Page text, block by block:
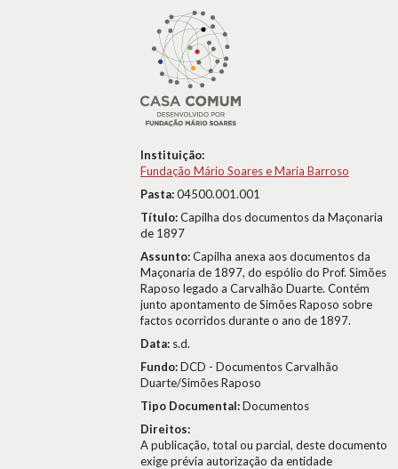
Instituição:
Fundação Mário Soares e Maria Barroso
Pasta:04500.001.001
Título:Capilha dos documentos da Maçonaria
de 1897
Assunto:Capilha anexa aos documentos da
Maçonaria de 1897, do espólio do Prof. Simões
Raposo legado a Carvalhão Duarte. Contém
junto apontamento de Simões Raposo sobre
factos ocorridos durante o ano de 1897.
Data: s.d.
Fundo:DCD - Documentos Carvalhão
Duarte/Simões Raposo
Tipo Documental:Documentos
Direitos:
A publicação, total ou parcial, deste documento
exige prévia autorização da entidade